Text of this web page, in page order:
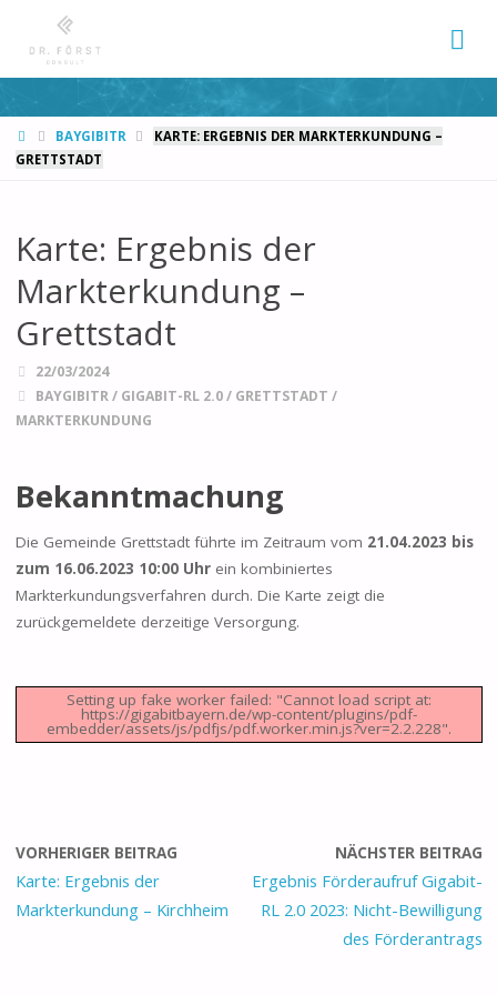
STARTBAYGIBITR
KARTE: ERGEBNIS DER MARKTERKUNDUNG –
GRETTSTADT
Karte: Ergebnis der
Markterkundung –
Grettstadt
22/03/2024
BAYGIBITR/ GIGABIT-RL 2.0/ GRETTSTADT /
MARKTERKUNDUNG
Bekanntmachung
Die Gemeinde Grettstadt führte im Zeitraum vom 21.04.2023 bis
zum 16.06.2023 10:00 Uhrein kombiniertes
Markterkundungsverfahren durch. Die Karte zeigt die
zurückgemeldete derzeitige Versorgung.
Setting up fake worker failed: "Cannot load script at:
https://gigabitbayern.de/wp-content/plugins/pdf-
embedder/assets/js/pdfjs/pdf.worker.min.js?ver=2.2.228".
VORHERIGER BEITRAG
Karte: Ergebnis der
Markterkundung – Kirchheim
NÄCHSTER BEITRAG
Ergebnis Förderaufruf Gigabit-
RL 2.0 2023: Nicht-Bewilligung
des Förderantrags